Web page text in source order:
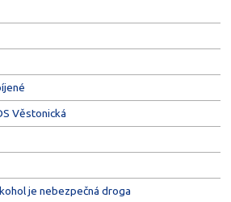
Věstonická
je nebezpečná droga